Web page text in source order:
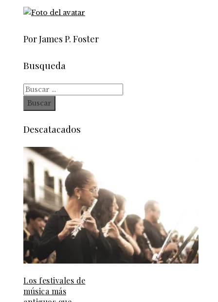
Por James P. Foster
Busqueda
Buscar:
Descatacados
Los festivales de
música más